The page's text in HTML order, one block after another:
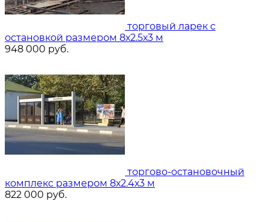
торговый ларек с
остановкой размером 8х2.5х3 м
948 000 руб.
торгово-остановочный
комплекс размером 8х2.4х3 м
822 000 руб.